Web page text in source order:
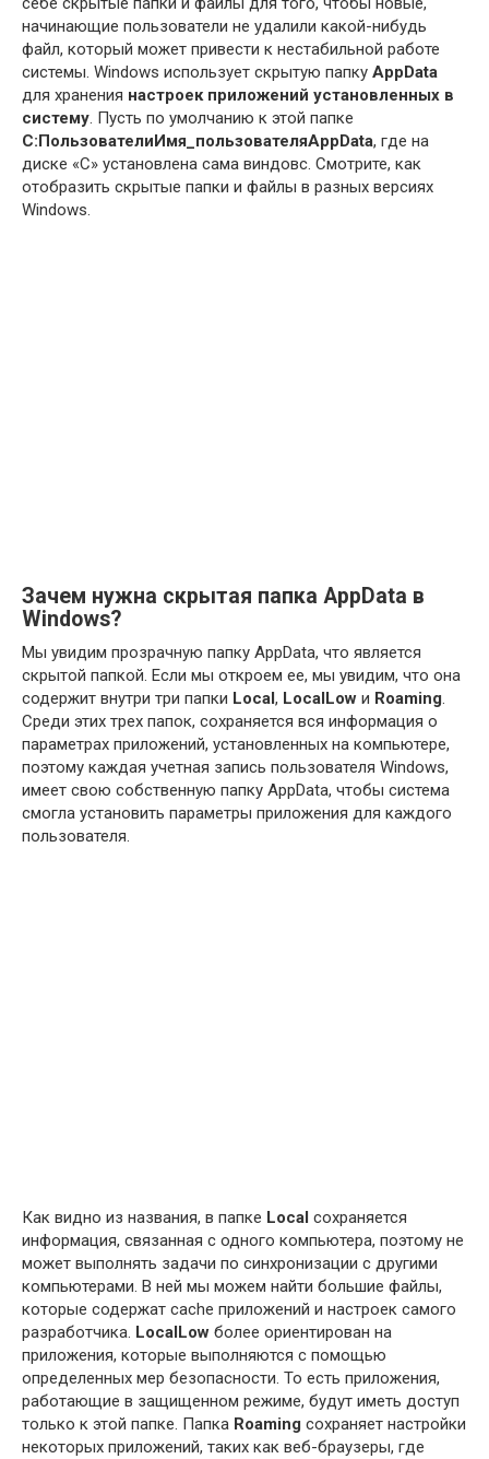
начинающие пользователи не удалили какой-нибудь
файл, который может привести к нестабильной работе
системы. Windows использует скрытую папку AppData
для хранения настроек приложений установленных в
систему. Пусть по умолчанию к этой папке
C:ПользователиИмя_пользователяAppData, где на
диске «C» установлена сама виндовс. Смотрите, как
отобразить скрытые папки и файлы в разных версиях
Windows.
Зачем нужна скрытая папка AppData в
Windows?
Мы увидим прозрачную папку AppData, что является
скрытой папкой. Если мы откроем ее, мы увидим, что она
содержит внутри три папки Local, LocalLow и Roaming.
Среди этих трех папок, сохраняется вся информация о
параметрах приложений, установленных на компьютере,
поэтому каждая учетная запись пользователя Windows,
имеет свою собственную папку AppData, чтобы система
смогла установить параметры приложения для каждого
пользователя.
Как видно из названия, в папке Local сохраняется
информация, связанная с одного компьютера, поэтому не
может выполнять задачи по синхронизации с другими
компьютерами. В ней мы можем найти большие файлы,
которые содержат cache приложений и настроек самого
разработчика. LocalLow более ориентирован на
приложения, которые выполняются с помощью
определенных мер безопасности. То есть приложения,
работающие в защищенном режиме, будут иметь доступ
только к этой папке. Папка Roaming сохраняет настройки
некоторых приложений, таких как веб-браузеры, где